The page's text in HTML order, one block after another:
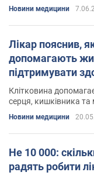
Новини медицини
Лікар пояснив,
допомагають
підтримувати
Клітковина
серця, кишківника
Новини медицини
Не 10 000:
радять робити